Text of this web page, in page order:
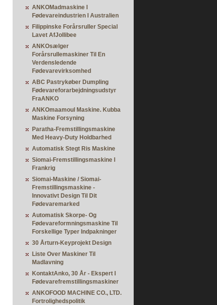
ANKOMadmaskine I
Fødevareindustrien I Australien
Filippinske Forårsruller Special
Lavet AfJollibee
ANKOsælger
Forårsrullemaskiner Til En
Verdensledende
Fødevarevirksomhed
ABC Pastrykøber Dumpling
Fødevareforarbejdningsudstyr
FraANKO
ANKOmaamoul Maskine. Kubba
Maskine Forsyning
Paratha-Fremstillingsmaskine
Med Heavy-Duty Holdbarhed
Automatisk Stegt Ris Maskine
Siomai-Fremstillingsmaskine I
Frankrig
Siomai-Maskine / Siomai-
Fremstillingsmaskine -
Innovativt Design Til Dit
Fødevaremarked
Automatisk Skorpe- Og
Fødevareformningsmaskine Til
Forskellige Typer Indpakninger
30 Årturn-Keyprojekt Design
Liste Over Maskiner Til
Madlavning
KontaktAnko, 30 År - Ekspert I
Fødevarefremstillingsmaskiner
ANKOFOOD MACHINE CO., LTD.
Fortrolighedspolitik